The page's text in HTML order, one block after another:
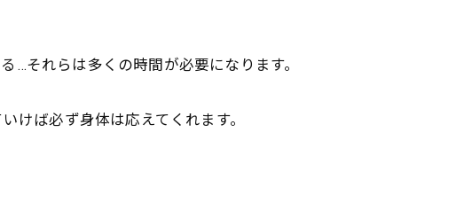
…それらは多くの時間が必要になります。
けば必ず身体は応えてくれます。